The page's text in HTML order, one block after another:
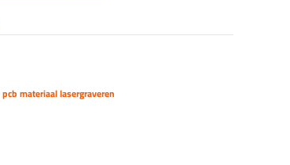
pcb materiaal lasergraveren